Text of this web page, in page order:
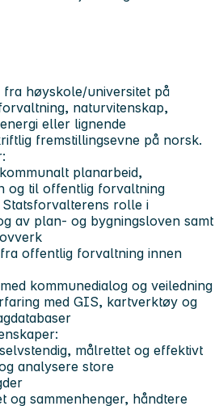
fra høyskole/universitet på
naturvitenskap,
eller lignende
fremstillingsevne på norsk.
planarbeid,
og til offentlig forvaltning
rolle i
av plan- og bygningsloven samt
offentlig forvaltning innen
kommunedialog og veiledning
med GIS, kartverktøy og
målrettet og effektivt
analysere store
og sammenhenger, håndtere